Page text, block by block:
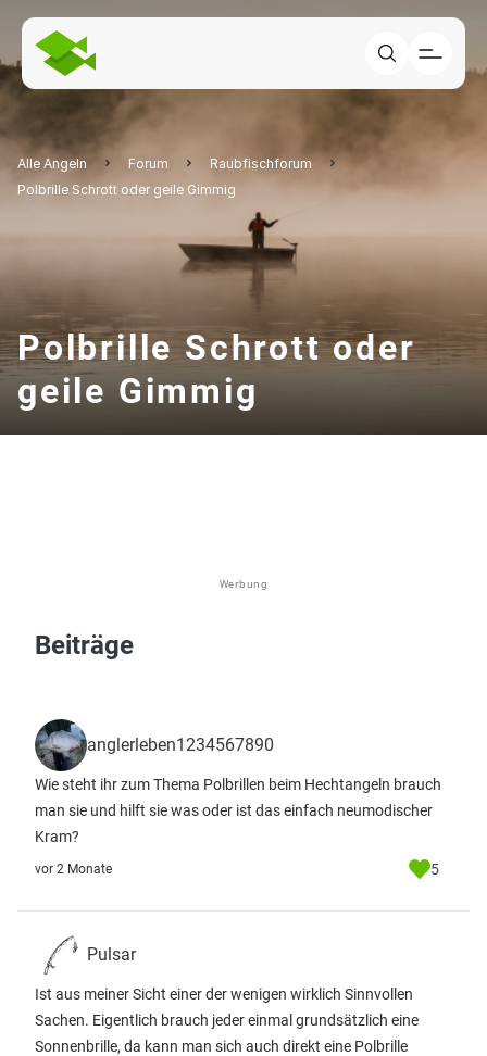
Alle Angeln Forum
Raubfischforum
Polbrille Schrott oder geile Gimmig
Polbrille Schrott oder
geile Gimmig
Werbung
Beiträge
anglerleben1234567890
Wie steht ihr zum Thema Polbrillen beim Hechtangeln brauch
man sie und hilft sie was oder ist das einfach neumodischer
Kram?
vor 2 Monate 5
Pulsar
Ist aus meiner Sicht einer der wenigen wirklich Sinnvollen
Sachen. Eigentlich brauch jeder einmal grundsätzlich eine
Sonnenbrille, da kann man sich auch direkt eine Polbrille